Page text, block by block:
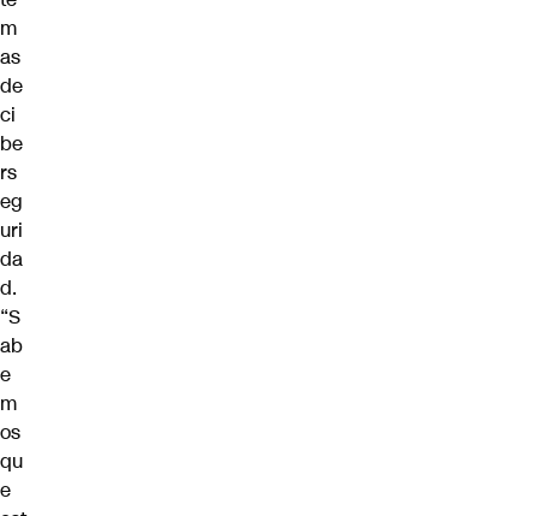
m
as
de
ci
be
rs
eg
uri
da
d.
“S
ab
e
m
os
qu
e